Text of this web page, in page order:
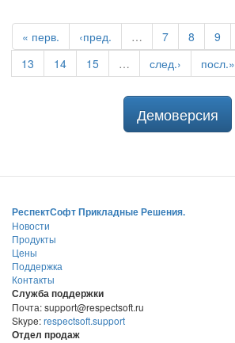
« перв. ‹пред. … 7 8 9
13
14 15 … след.› посл.»
Демоверсия
РеспектСофт Прикладные Решения.
Новости
Продукты
Цены
Поддержка
Контакты
Служба поддержки
Почта: support@respectsoft.ru
Skype:respectsoft.support
Отдел продаж